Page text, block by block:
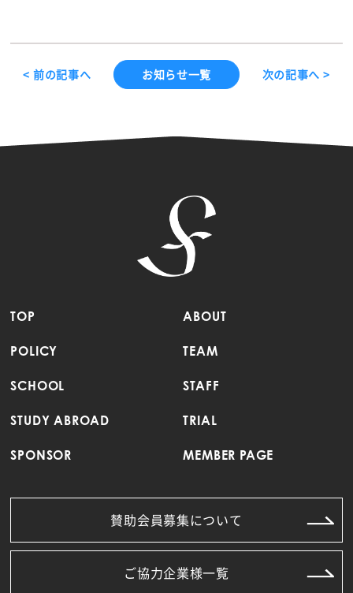
< 前の記事へ お知らせ一覧 次の記事へ >
TOP ABOUT
POLICY TEAM
SCHOOL STAFF
STUDY ABROAD TRIAL
SPONSOR MEMBER PAGE
賛助会員募集について
ご協力企業様一覧